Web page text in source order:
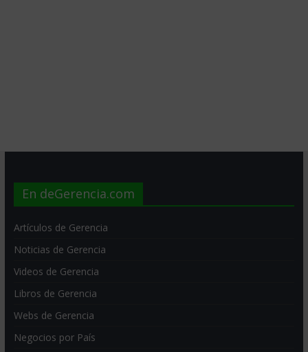
En deGerencia.com
Artículos de Gerencia
Noticias de Gerencia
Videos de Gerencia
Libros de Gerencia
Webs de Gerencia
Negocios por País